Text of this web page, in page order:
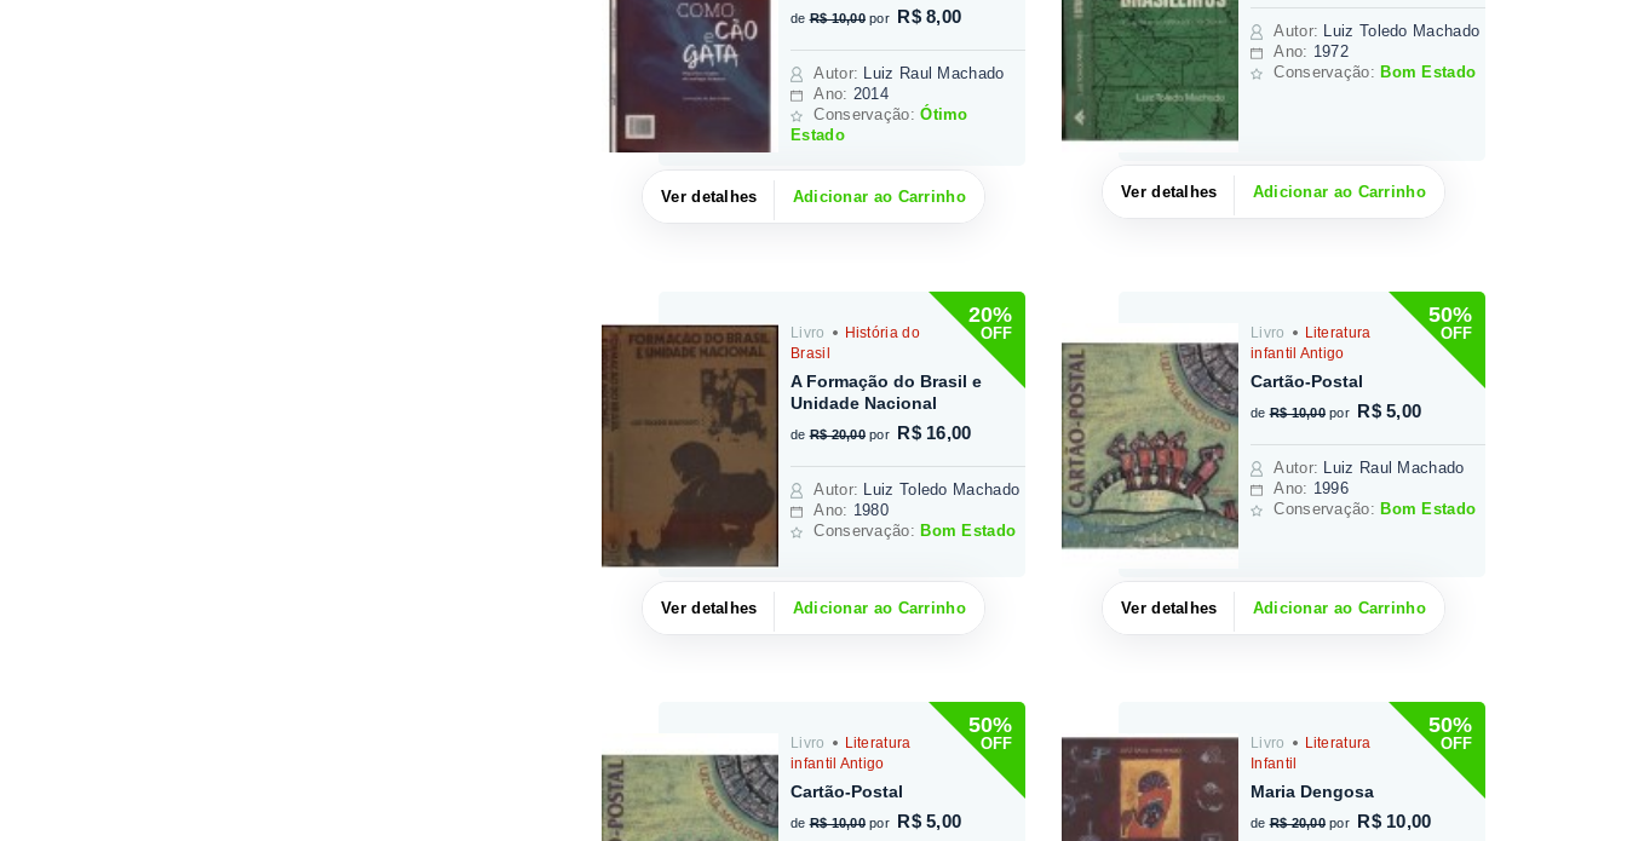
de R$ 10,00 por R$ 8,00
Autor: Luiz Raul Machado
Ano: 2014
Conservação:Ótimo
Estado
Ver detalhes Adicionar ao Carrinho
Autor: Luiz Toledo Machado
Ano: 1972
Conservação: Bom Estado
Ver detalhes Adicionar ao Carrinho
20%
OFF
Livro
História do
Brasil
A Formação do Brasil e
Unidade Nacional
de R$ 20,00 por R$ 16,00
Autor: Luiz Toledo Machado
Ano: 1980
Conservação: Bom Estado
Ver detalhes Adicionar ao Carrinho
50%
OFF
Livro
Literatura
infantil Antigo
Cartão-Postal
de R$ 10,00 por R$ 5,00
Autor: Luiz Raul Machado
Ano: 1996
Conservação: Bom Estado
Ver detalhes Adicionar ao Carrinho
50%
OFF
Livro
Literatura
infantil Antigo
Cartão-Postal
de R$ 10,00 por R$ 5,00
50%
OFF
Livro
Literatura
Infantil
Maria Dengosa
de R$ 20,00 por R$ 10,00